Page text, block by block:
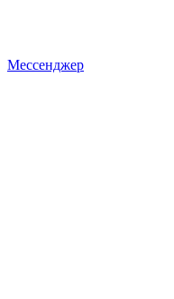
Мессенджер